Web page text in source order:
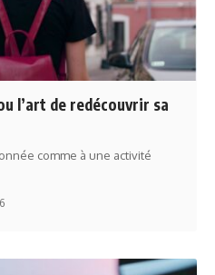
l’art de redécouvrir sa
comme à une activité